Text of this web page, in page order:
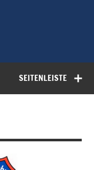
Feuerwehr
Petersberg-
SEITENLEISTE